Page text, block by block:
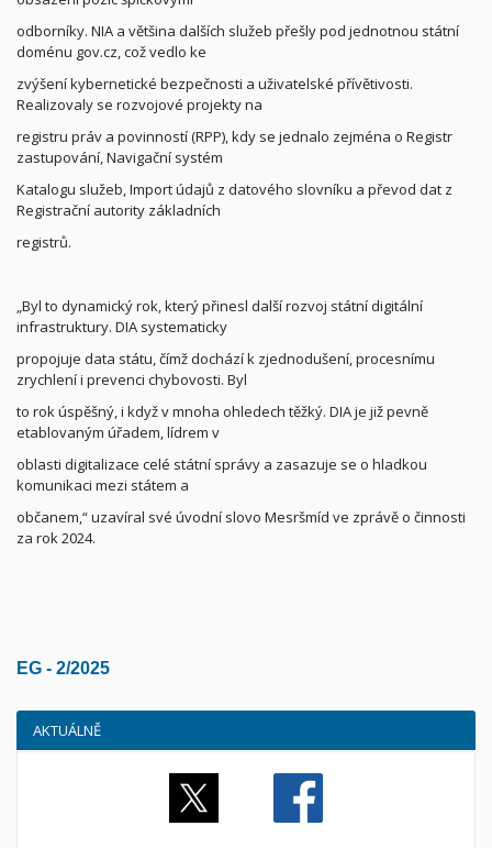
odborníky. NIA a většina dalších služeb přešly pod jednotnou státní
doménu gov.cz, což vedlo ke
zvýšení kybernetické bezpečnosti a uživatelské přívětivosti.
Realizovaly se rozvojové projekty na
registru práv a povinností (RPP), kdy se jednalo zejména o Registr
zastupování, Navigační systém
Katalogu služeb, Import údajů z datového slovníku a převod dat z
Registrační autority základních
registrů.
„Byl to dynamický rok, který přinesl další rozvoj státní digitální
infrastruktury. DIA systematicky
propojuje data státu, čímž dochází k zjednodušení, procesnímu
zrychlení i prevenci chybovosti. Byl
to rok úspěšný, i když v mnoha ohledech těžký. DIA je již pevně
etablovaným úřadem, lídrem v
oblasti digitalizace celé státní správy a zasazuje se o hladkou
komunikaci mezi státem a
občanem,“ uzavíral své úvodní slovo Mesršmíd ve zprávě o činnosti
za rok 2024.
EG - 2/2025
AKTUÁLNĚ